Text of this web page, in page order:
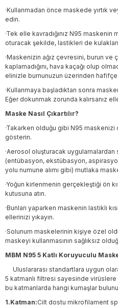
·Kullanmadan önce maskede yırtık
edin.
·Tek elle kavradığınız N95 maskenin
oturacak şekilde, lastikleri de
·Maskenizin ağız çevresini, burun ve
kaplamadığını, hava kaçağı olup
elinizle burnunuzun üzerinden hafifçe
·Kullanmaya başladıktan sonra
Eğer dokunmak zorunda kalırsanız
Maske Nasıl Çıkartılır?
·Takarken olduğu gibi N95 maskenizi
gösterin.
·Aerosol oluşturacak uygulamalardan
(entübasyon, ekstübasyon,
yolu numune alımı gibi) mutlaka
·Yoğun kirlenmenin gerçekleştiği ön
kutusuna atın.
·Bunları yaparken maskenin lastikli
ellerinizi yıkayın.
·Solunum maskelerinin kişiye özel
maskeyi kullanmasının sağlıksız
MBM N95 5 Katlı Koruyuculu
Uluslararası standartlara uygun
5 katmanlı filtresi sayesinde virüslere
bu katmanlarda hangi kumaşlar
1.Katman:Cilt dostu mikrofilament